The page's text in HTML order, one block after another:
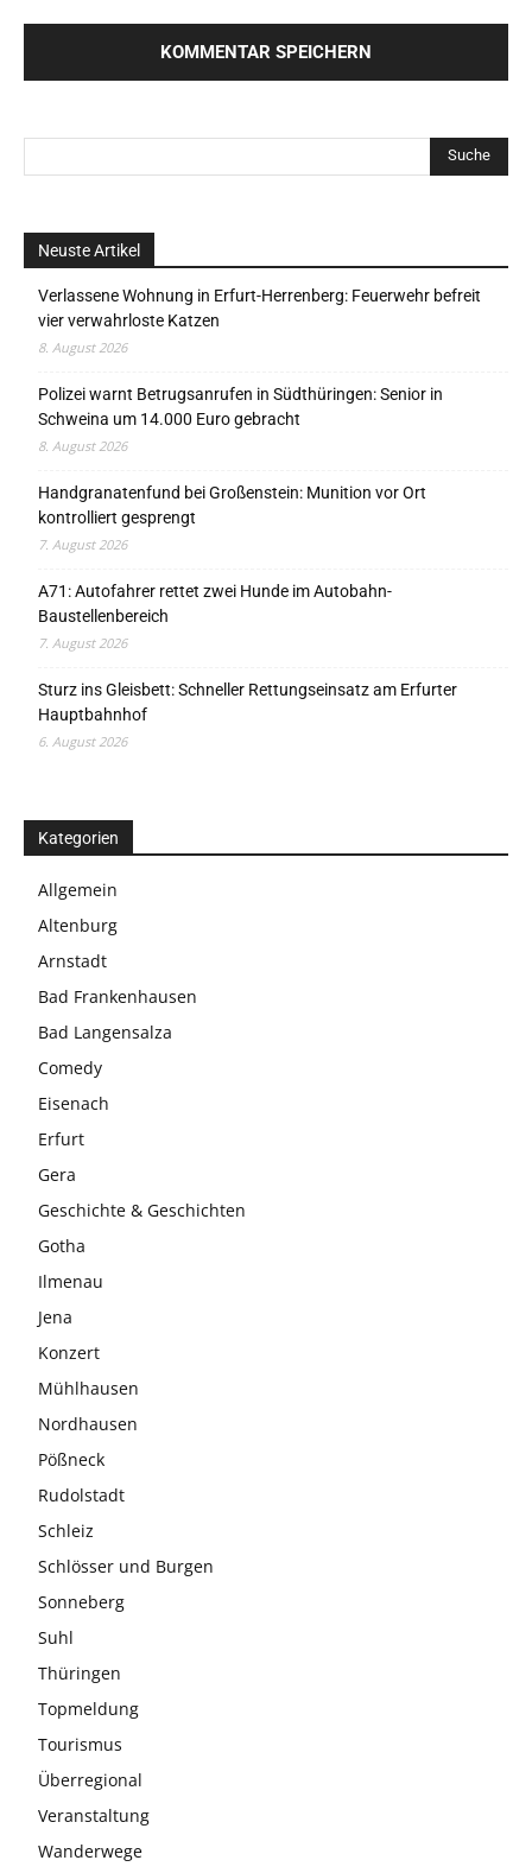
Neuste Artikel
Verlassene Wohnung in Erfurt-Herrenberg: Feuerwehr befreit
vier verwahrloste Katzen
8. August 2026
Polizei warnt Betrugsanrufen in Südthüringen: Senior in
Schweina um 14.000 Euro gebracht
8. August 2026
Handgranatenfund bei Großenstein: Munition vor Ort
kontrolliert gesprengt
7. August 2026
A71: Autofahrer rettet zwei Hunde im Autobahn-
Baustellenbereich
7. August 2026
Sturz ins Gleisbett: Schneller Rettungseinsatz am Erfurter
Hauptbahnhof
6. August 2026
Kategorien
Allgemein
Altenburg
Arnstadt
Bad Frankenhausen
Bad Langensalza
Comedy
Eisenach
Erfurt
Gera
Geschichte & Geschichten
Gotha
Ilmenau
Jena
Konzert
Mühlhausen
Nordhausen
Pößneck
Rudolstadt
Schleiz
Schlösser und Burgen
Sonneberg
Suhl
Thüringen
Topmeldung
Tourismus
Überregional
Veranstaltung
Wanderwege